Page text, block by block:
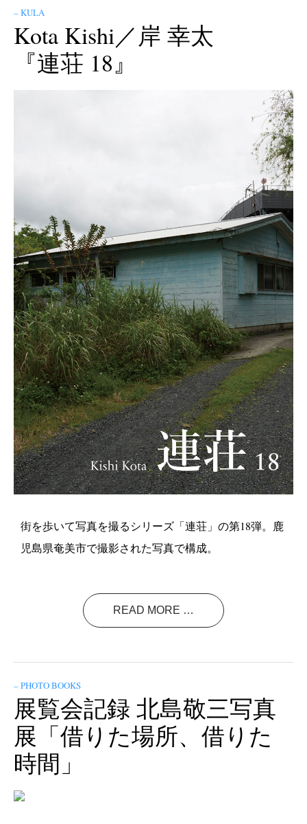
– KULA
Kota Kishi／岸 幸太
『連荘 18』
街を歩いて写真を撮るシリーズ「連荘」の第18弾。鹿
児島県奄美市で撮影された写真で構成。
READ MORE …
– PHOTO BOOKS
展覧会記録 北島敬三写真
展「借りた場所、借りた
時間」